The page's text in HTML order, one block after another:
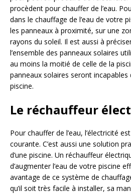
procèdent pour chauffer de l’eau.
dans le chauffage de l’eau de votre
les panneaux à proximité, sur une
rayons du soleil. Il est aussi à
l’ensemble des panneaux solaires
au moins la moitié de celle de la
panneaux solaires seront incapables
piscine.
Le réchauffeur
Pour chauffer de l’eau, l’électricité
courante. C’est aussi une solution
d’une piscine. Un réchauffeur
d’augmenter l’eau de votre piscine
avantage de ce système de
qu’il soit très facile à installer, sa